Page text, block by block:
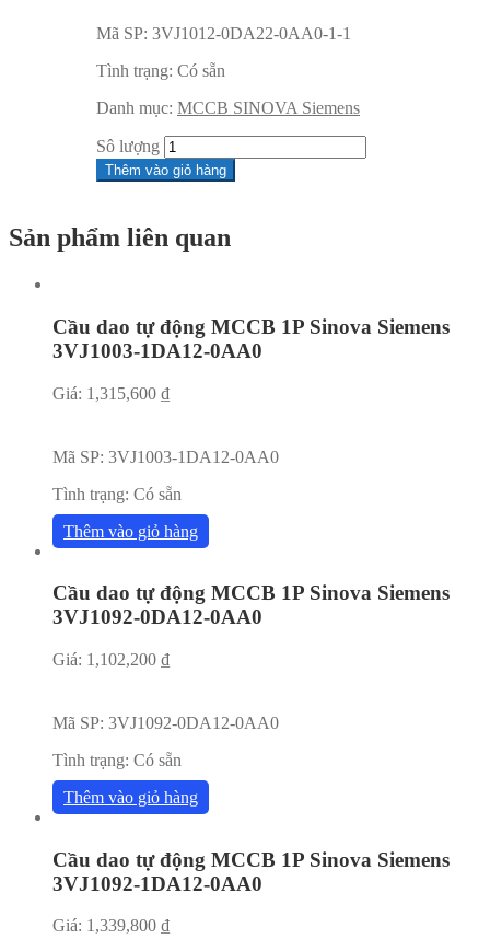
Mã SP: 3VJ1012-0DA22-0AA0-1-1
Tình trạng: Có sẵn
Danh mục: MCCB SINOVA Siemens
Sô lượng
Thêm vào giỏ hàng
Sản phẩm liên quan
Cầu dao tự động MCCB 1P Sinova Siemens
3VJ1003-1DA12-0AA0
Giá: 1,315,600 ₫
Mã SP: 3VJ1003-1DA12-0AA0
Tình trạng: Có sẵn
Thêm vào giỏ hàng
Cầu dao tự động MCCB 1P Sinova Siemens
3VJ1092-0DA12-0AA0
Giá: 1,102,200 ₫
Mã SP: 3VJ1092-0DA12-0AA0
Tình trạng: Có sẵn
Thêm vào giỏ hàng
Cầu dao tự động MCCB 1P Sinova Siemens
3VJ1092-1DA12-0AA0
Giá: 1,339,800 ₫